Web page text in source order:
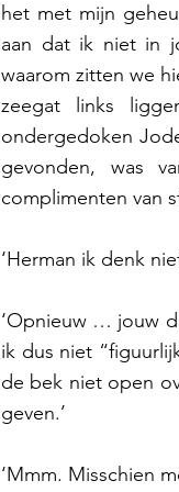
het met mijn
aan dat ik niet in
waarom zitten we
zeegat links
ondergedoken
gevonden, was
complimenten van
‘Herman ik denk
‘Opnieuw … jouw
ik dus niet
de bek niet open
geven.’
‘Mmm. Misschien